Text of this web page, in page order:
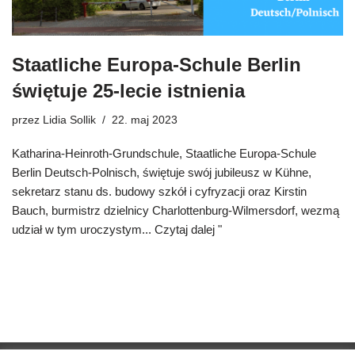
Staatliche Europa-Schule Berlin
świętuje 25-lecie istnienia
przez Lidia Sollik 22. maj 2023
Katharina-Heinroth-Grundschule, Staatliche Europa-Schule
Berlin Deutsch-Polnisch, świętuje swój jubileusz w Kühne,
sekretarz stanu ds. budowy szkół i cyfryzacji oraz Kirstin
Bauch, burmistrz dzielnicy Charlottenburg-Wilmersdorf, wezmą
udział w tym uroczystym... Czytaj dalej "